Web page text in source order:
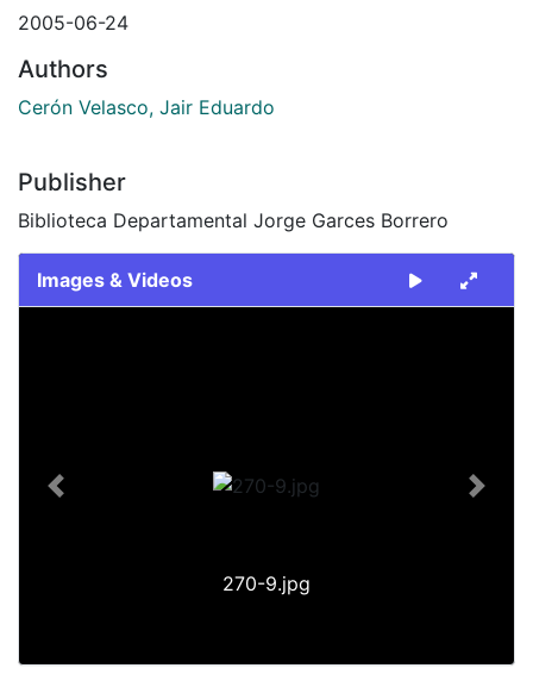
2005-06-24
Authors
Cerón Velasco, Jair Eduardo
Publisher
Biblioteca Departamental Jorge Garces Borrero
Images & Videos
270-9.jpg
Previous Next